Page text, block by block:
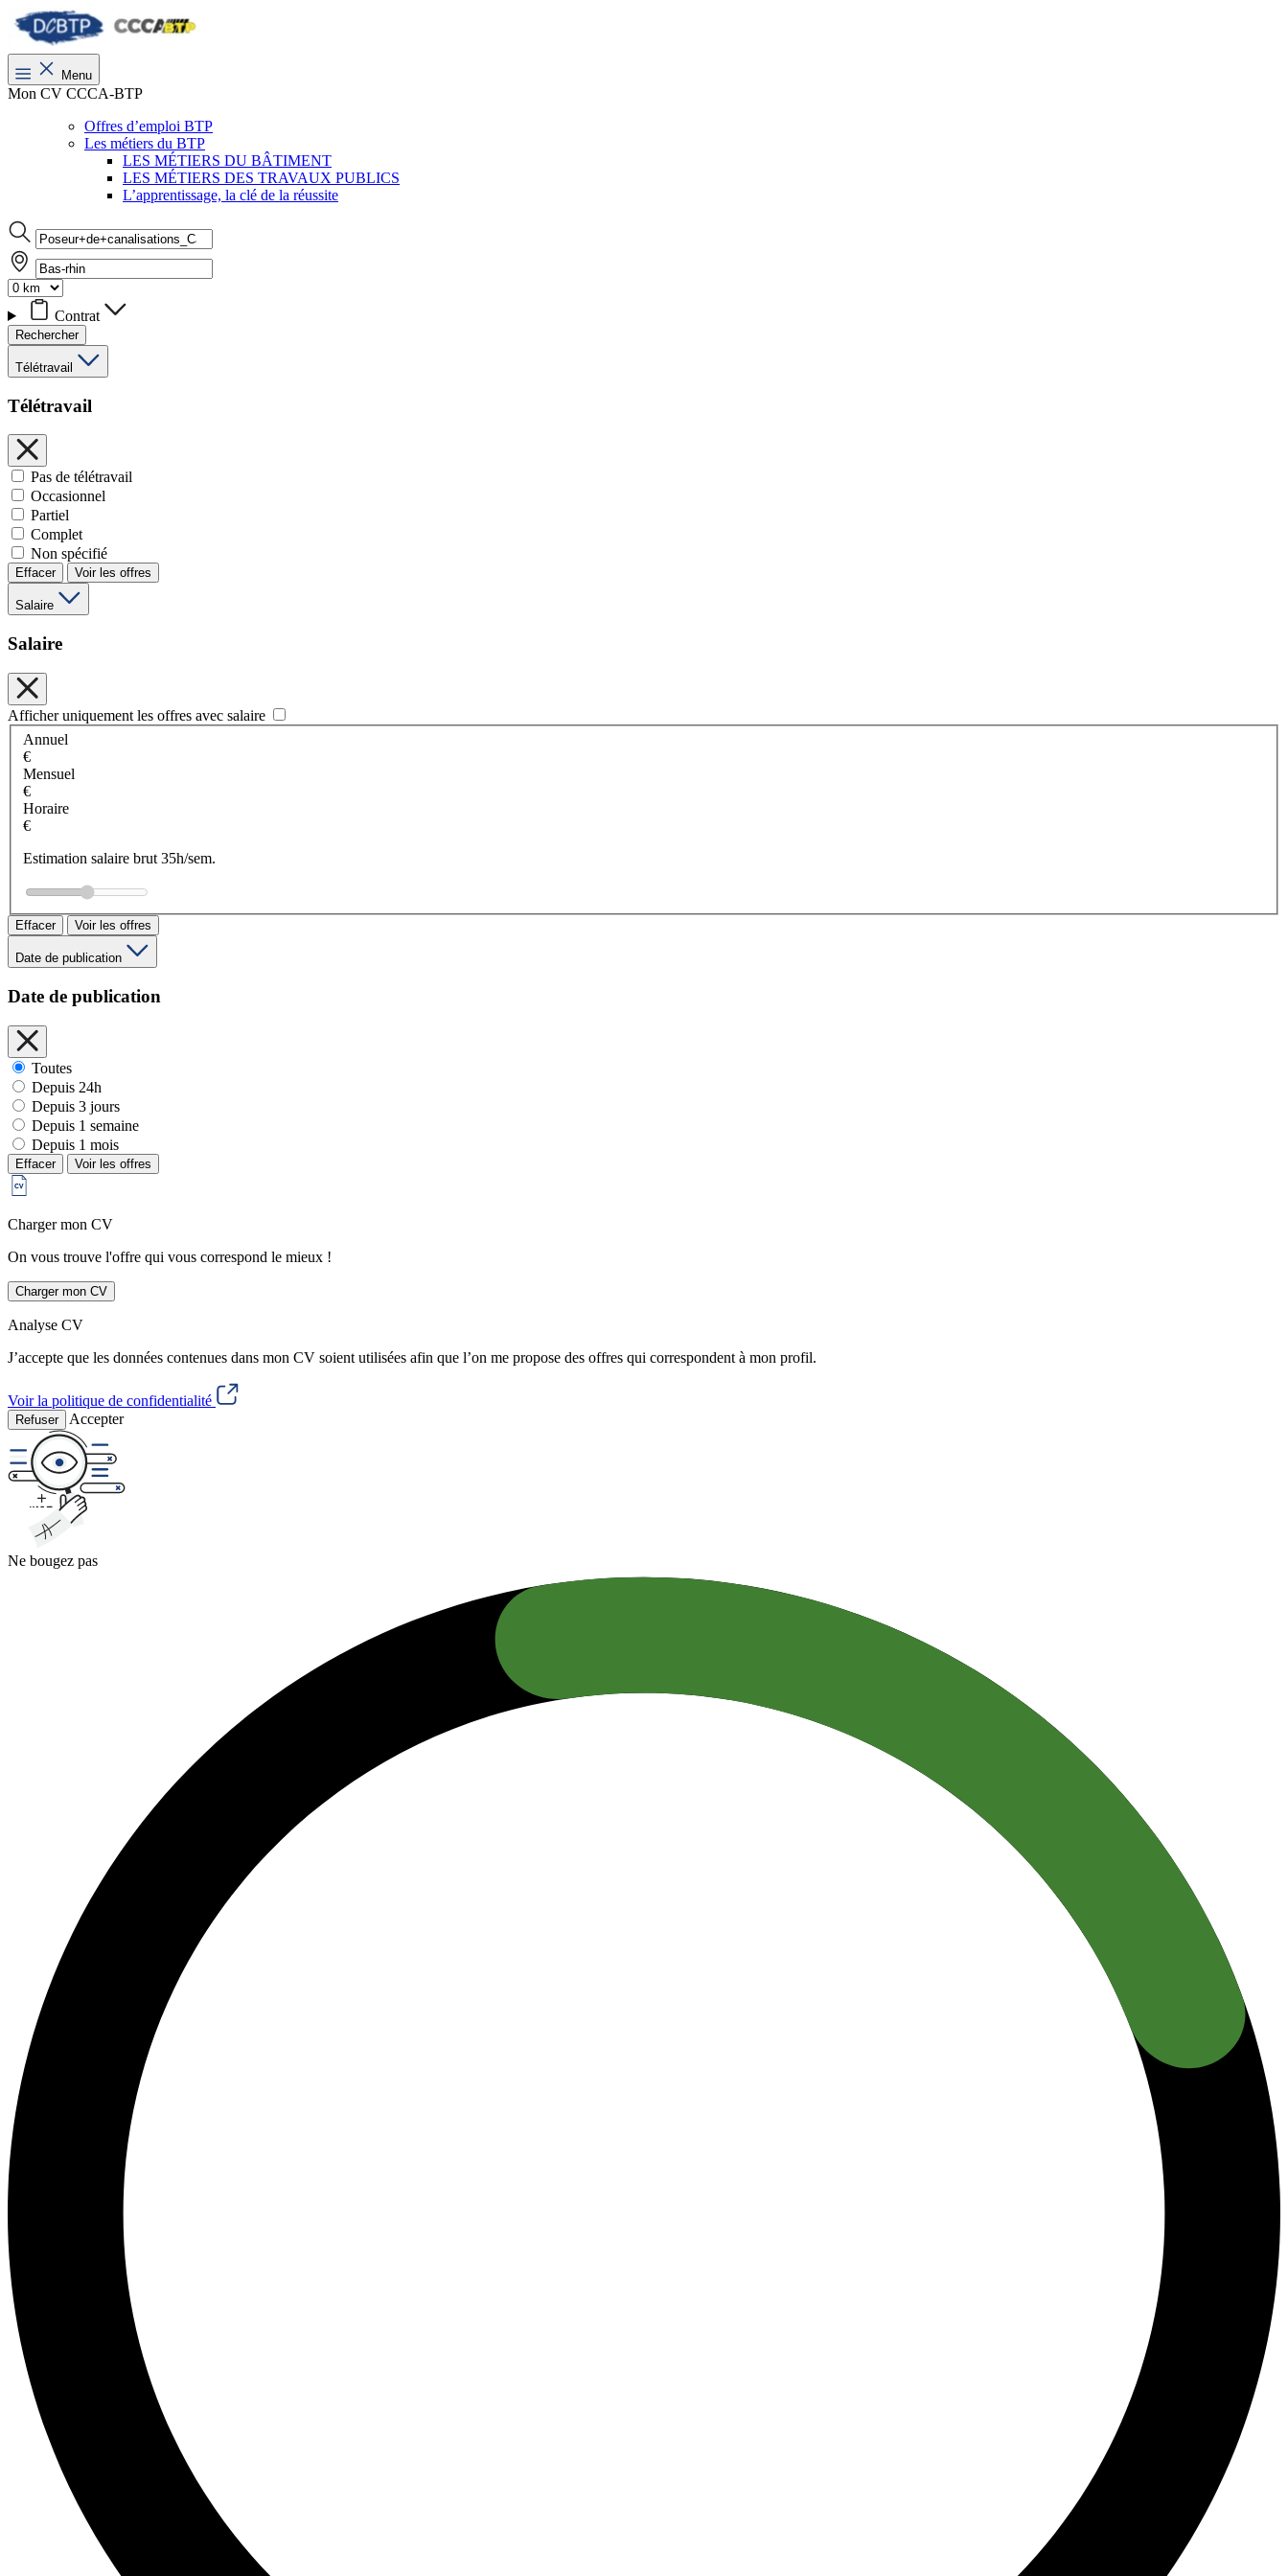
Menu
Mon CV CCCA-BTP
Offres d’emploi BTP
Les métiers du BTP
LES MÉTIERS DU BÂTIMENT
LES MÉTIERS DES TRAVAUX PUBLICS
L’apprentissage, la clé de la réussite
Contrat
Rechercher
Télétravail
Télétravail
Pas de télétravail
Occasionnel
Partiel
Complet
Non spécifié
Effacer Voir les offres
Salaire
Salaire
Afficher uniquement les offres avec salaire
Annuel
€
Mensuel
€
Horaire
€
Estimation salaire brut 35h/sem.
Effacer Voir les offres
Date de publication
Date de publication
Toutes
Depuis 24h
Depuis 3 jours
Depuis 1 semaine
Depuis 1 mois
Effacer Voir les offres
Charger mon CV
On vous trouve l'offre qui vous correspond le mieux !
Charger mon CV
Analyse CV
J’accepte que les données contenues dans mon CV soient utilisées afin que l’on me propose des offres qui correspondent à mon profil.
Voir la politique de confidentialité
Refuser Accepter
Ne bougez pas